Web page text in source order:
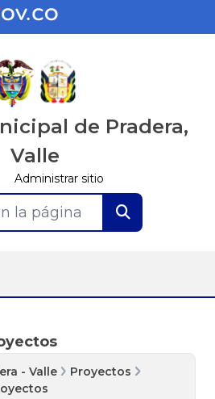
de Pradera,
Valle
Administrar sitio
la página
- Valle
Proyectos